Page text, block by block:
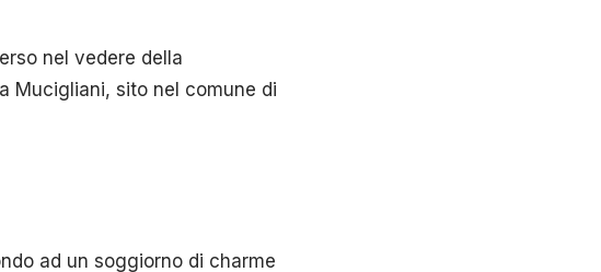
nel vedere della
Mucigliani, sito nel comune di
ad un soggiorno di charme